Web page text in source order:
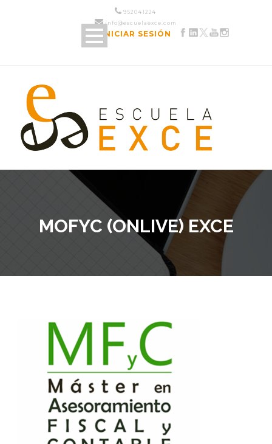
952 04 12 24
info@escuelaexce.com
INICIAR SESIÓN
MOFYC (ONLIVE) EXCE